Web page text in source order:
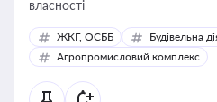
власності
ЖКГ, ОСББ
Будівельна
Агропромисловий комплекс